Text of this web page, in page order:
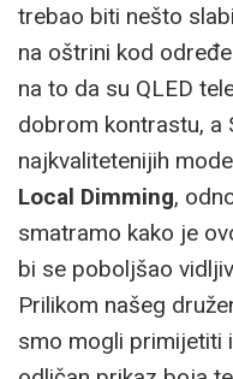
trebao biti nešto
na oštrini kod
na to da su QLED
dobrom kontrastu, a
najkvalitetenijih
Local Dimming,
smatramo kako je
bi se poboljšao
Prilikom našeg
smo mogli primijetiti